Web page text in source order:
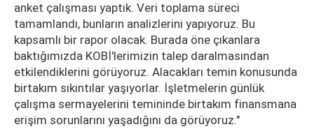
anket çalışması yaptık. Veri toplama süreci
tamamlandı, bunların analizlerini yapıyoruz. Bu
kapsamlı bir rapor olacak. Burada öne çıkanlara
baktığımızda KOBİ'lerimizin talep daralmasından
etkilendiklerini görüyoruz. Alacakları temin konusunda
birtakım sıkıntılar yaşıyorlar. İşletmelerin günlük
çalışma sermayelerini temininde birtakım finansmana
erişim sorunlarını yaşadığını da görüyoruz."